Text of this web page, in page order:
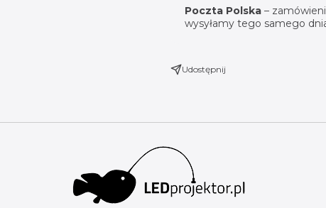
Poczta Polska –
wysyłamy tego samego
Udostępnij